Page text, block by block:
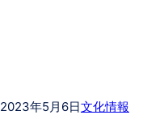
2023年5月6日文化情報